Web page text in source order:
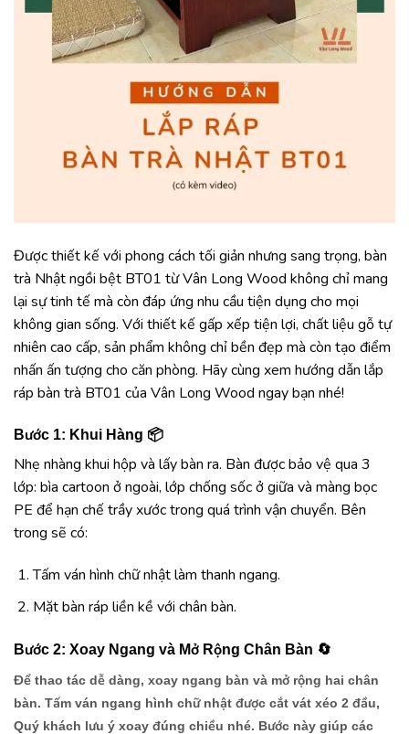
Được thiết kế với phong cách tối giản nhưng sang trọng, bàn
trà Nhật ngồi bệt BT01 từ Vân Long Wood không chỉ mang
lại sự tinh tế mà còn đáp ứng nhu cầu tiện dụng cho mọi
không gian sống. Với thiết kế gấp xếp tiện lợi, chất liệu gỗ tự
nhiên cao cấp, sản phẩm không chỉ bền đẹp mà còn tạo điểm
nhấn ấn tượng cho căn phòng. Hãy cùng xem hướng dẫn lắp
ráp bàn trà BT01 của Vân Long Wood ngay bạn nhé!
Bước 1: Khui Hàng 📦
Nhẹ nhàng khui hộp và lấy bàn ra. Bàn được bảo vệ qua 3
lớp: bìa cartoon ở ngoài, lớp chống sốc ở giữa và màng bọc
PE để hạn chế trầy xước trong quá trình vận chuyển. Bên
trong sẽ có:
Tấm ván hình chữ nhật làm thanh ngang.
Mặt bàn ráp liền kề với chân bàn.
Bước 2: Xoay Ngang và Mở Rộng Chân Bàn 🔄
Để thao tác dễ dàng, xoay ngang bàn và mở rộng hai chân
bàn. Tấm ván ngang hình chữ nhật được cắt vát xéo 2 đầu,
Quý khách lưu ý xoay đúng chiều nhé. Bước này giúp các